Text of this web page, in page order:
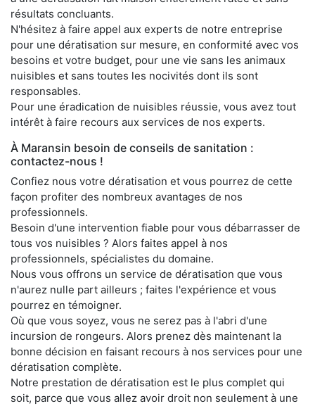
résultats concluants.
N'hésitez à faire appel aux experts de notre entreprise
pour une dératisation sur mesure, en conformité avec vos
besoins et votre budget, pour une vie sans les animaux
nuisibles et sans toutes les nocivités dont ils sont
responsables.
Pour une éradication de nuisibles réussie, vous avez tout
intérêt à faire recours aux services de nos experts.
À Maransin besoin de conseils de sanitation :
contactez-nous !
Confiez nous votre dératisation et vous pourrez de cette
façon profiter des nombreux avantages de nos
professionnels.
Besoin d'une intervention fiable pour vous débarrasser de
tous vos nuisibles ? Alors faites appel à nos
professionnels, spécialistes du domaine.
Nous vous offrons un service de dératisation que vous
n'aurez nulle part ailleurs ; faites l'expérience et vous
pourrez en témoigner.
Où que vous soyez, vous ne serez pas à l'abri d'une
incursion de rongeurs. Alors prenez dès maintenant la
bonne décision en faisant recours à nos services pour une
dératisation complète.
Notre prestation de dératisation est le plus complet qui
soit, parce que vous allez avoir droit non seulement à une